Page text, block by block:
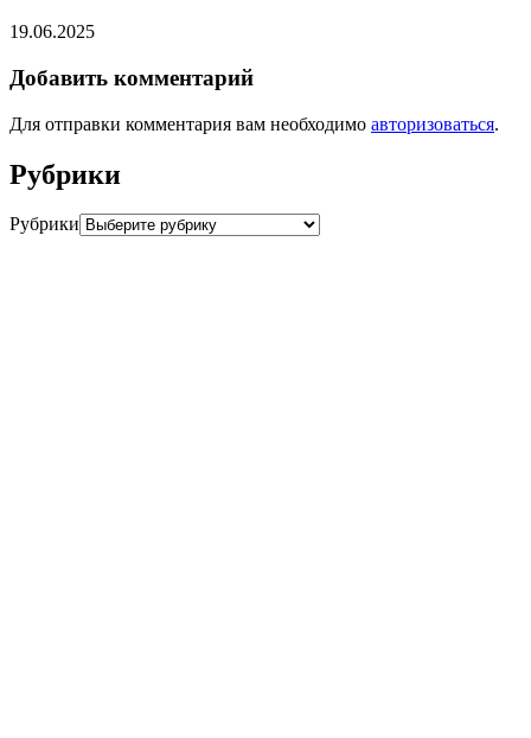
19.06.2025
Добавить комментарий
Для отправки комментария вам необходимо авторизоваться.
Рубрики
Рубрики